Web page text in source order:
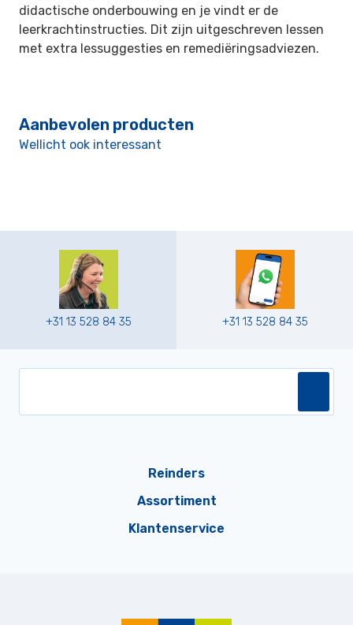
didactische onderbouwing en je vindt er de
leerkrachtinstructies. Dit zijn uitgeschreven lessen
met extra lessuggesties en remediëringsadviezen.
Aanbevolen producten
Wellicht ook interessant
+31 13 528 84 35 +31 13 528 84 35
Reinders
Assortiment
Klantenservice